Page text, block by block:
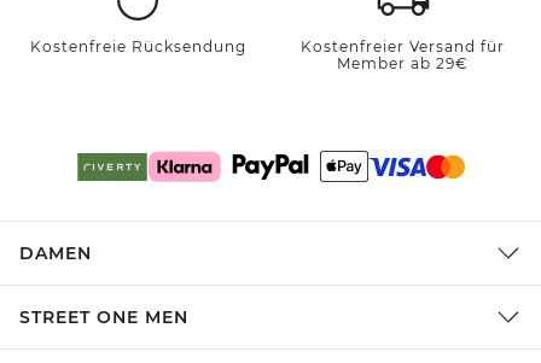
Kostenfreie Rücksendung
Kostenfreier Versand für
Member ab 29€
DAMEN
STREET ONE MEN